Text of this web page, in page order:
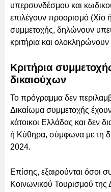
υπερσυνδέσμου και
επιλέγουν προορισμό (Χίο
συμμετοχής, δηλώνουν
κριτήρια και
Κριτήρια
δικαιούχων
Το πρόγραμμα δεν
Δικαίωμα συμμετοχής έχουν
κάτοικοι Ελλάδας και δεν
ή Κύθηρα, σύμφωνα με τη
2024.
Επίσης, εξαιρούνται όσοι
Κοινωνικού Τουρισμού